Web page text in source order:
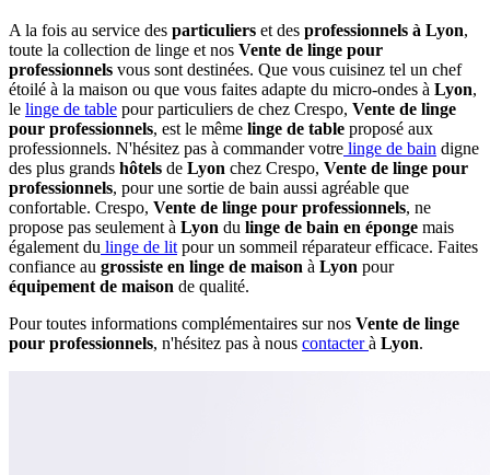
A la fois au service des particuliers et des professionnels à Lyon,
toute la collection de linge et nos Vente de linge pour
professionnels vous sont destinées. Que vous cuisinez tel un chef
étoilé à la maison ou que vous faites adapte du micro-ondes à Lyon,
le linge de table pour particuliers de chez Crespo, Vente de linge
pour professionnels, est le même linge de table proposé aux
professionnels. N'hésitez pas à commander votre linge de bain digne
des plus grands hôtels de Lyon chez Crespo, Vente de linge pour
professionnels, pour une sortie de bain aussi agréable que
confortable. Crespo, Vente de linge pour professionnels, ne
propose pas seulement à Lyon du linge de bain en éponge mais
également du linge de lit pour un sommeil réparateur efficace. Faites
confiance au grossiste en linge de maison à Lyon pour
équipement de maison de qualité.
Pour toutes informations complémentaires sur nos Vente de linge
pour professionnels, n'hésitez pas à nous contacterà Lyon.